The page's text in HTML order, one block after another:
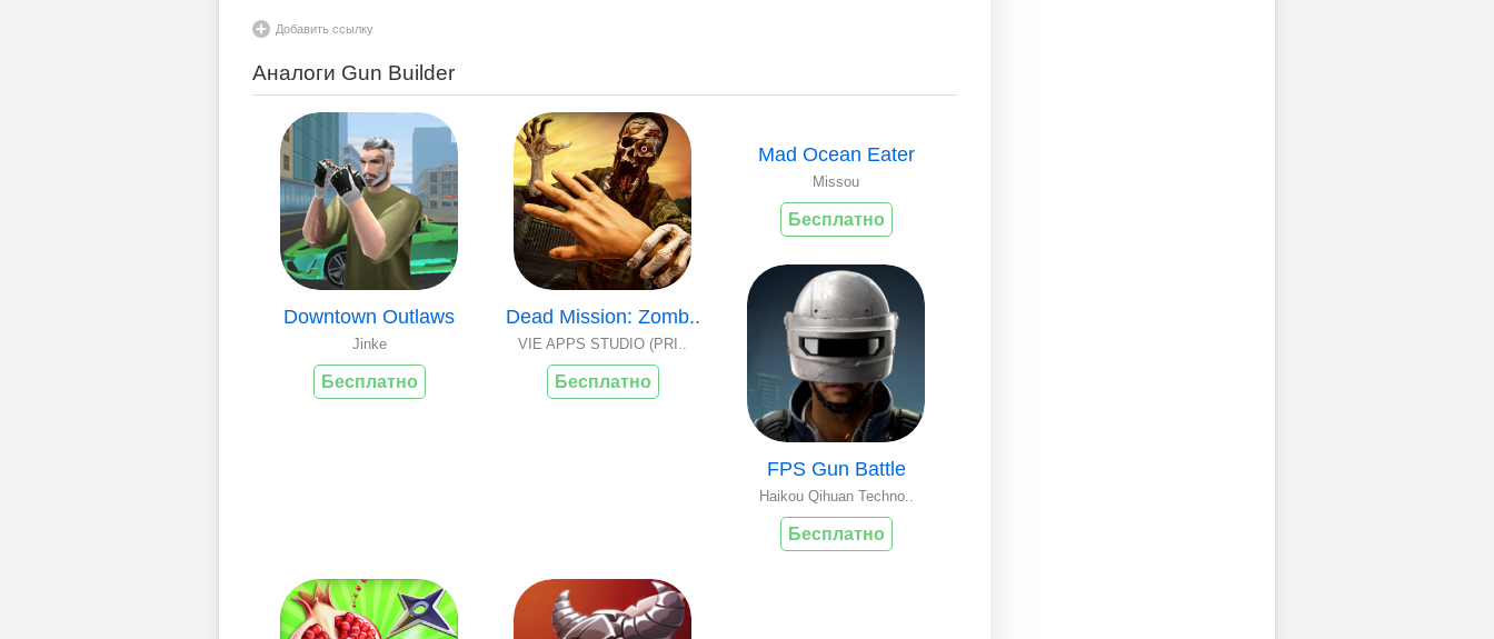
Добавить ссылку
Аналоги Gun Builder
Downtown Outlaws
Jinke
Бесплатно
Dead Mission: Zomb..
VIE APPS STUDIO (PRI..
Бесплатно
Mad Ocean Eater
Missou
Бесплатно
FPS Gun Battle
Haikou Qihuan Techno..
Бесплатно